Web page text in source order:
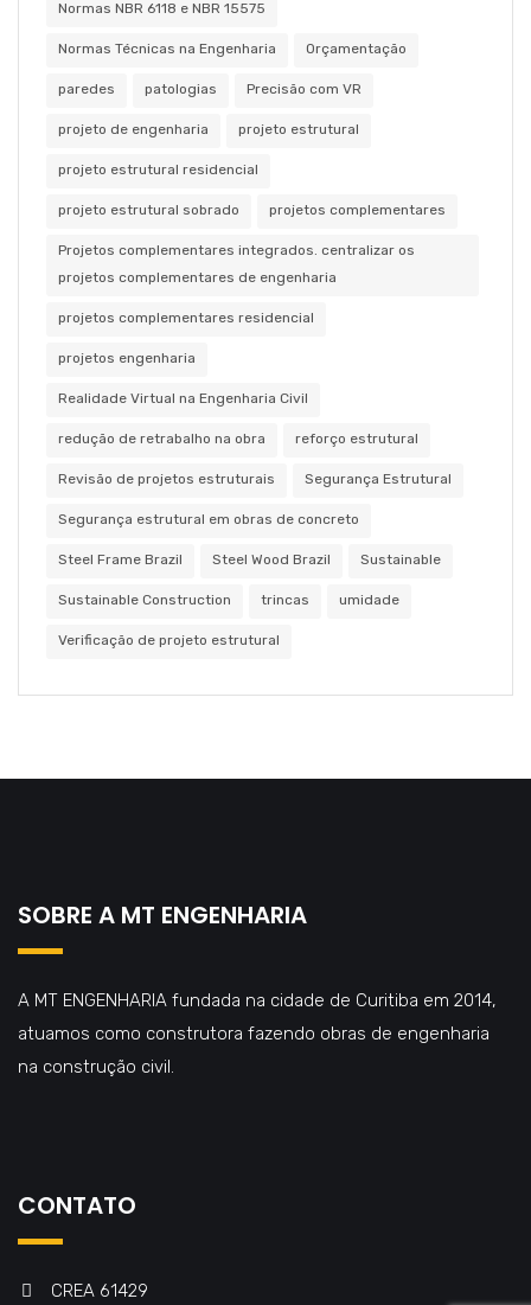
Normas NBR 6118 e NBR 15575
Normas Técnicas na Engenharia Orçamentação
paredes patologias Precisão com VR
projeto de engenharia projeto estrutural
projeto estrutural residencial
projeto estrutural sobrado projetos complementares
Projetos complementares integrados. centralizar os
projetos complementares de engenharia
projetos complementares residencial
projetos engenharia
Realidade Virtual na Engenharia Civil
redução de retrabalho na obra reforço estrutural
Revisão de projetos estruturais Segurança Estrutural
Segurança estrutural em obras de concreto
Steel Frame Brazil Steel Wood Brazil Sustainable
Sustainable Construction trincas umidade
Verificação de projeto estrutural
SOBRE A MT ENGENHARIA
A MT ENGENHARIA fundada na cidade de Curitiba em 2014,
atuamos como construtora fazendo obras de engenharia
na construção civil.
CONTATO
CREA 61429